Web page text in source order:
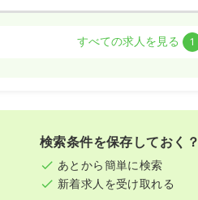
残業月5時間
月給27万円以上可
すべての求人を見る 1
検索条件を保存しておく？
あとから簡単に検索
新着求人を受け取れる